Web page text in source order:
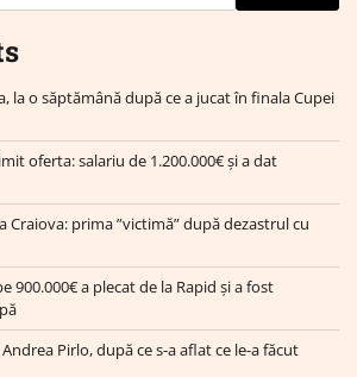
la o săptămână după ce a jucat în finala Cupei
oferta: salariu de 1.200.000€ și a dat
Craiova: prima ”victimă” după dezastrul cu
900.000€ a plecat de la Rapid și a fost
Pirlo, după ce s-a aflat ce le-a făcut